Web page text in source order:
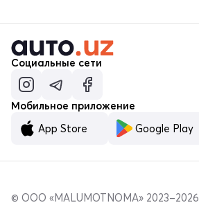
Социальные сети
Мобильное приложение
App Store
Google Play
© ООО «MALUMOTNOMA» 2023–2026